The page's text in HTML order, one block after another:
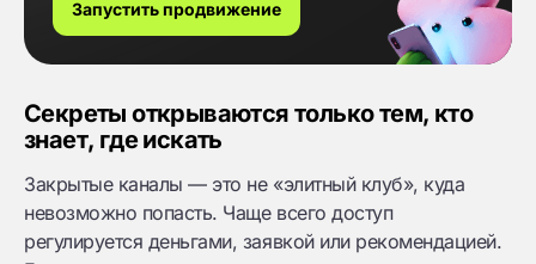
Запустить продвижение
Секреты открываются только тем, кто
знает, где искать
Закрытые каналы — это не «элитный клуб», куда
невозможно попасть. Чаще всего доступ
регулируется деньгами, заявкой или рекомендацией.